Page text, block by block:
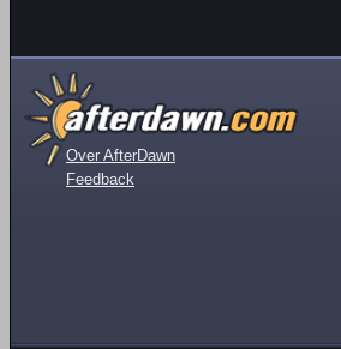
Over AfterDawn
Feedback